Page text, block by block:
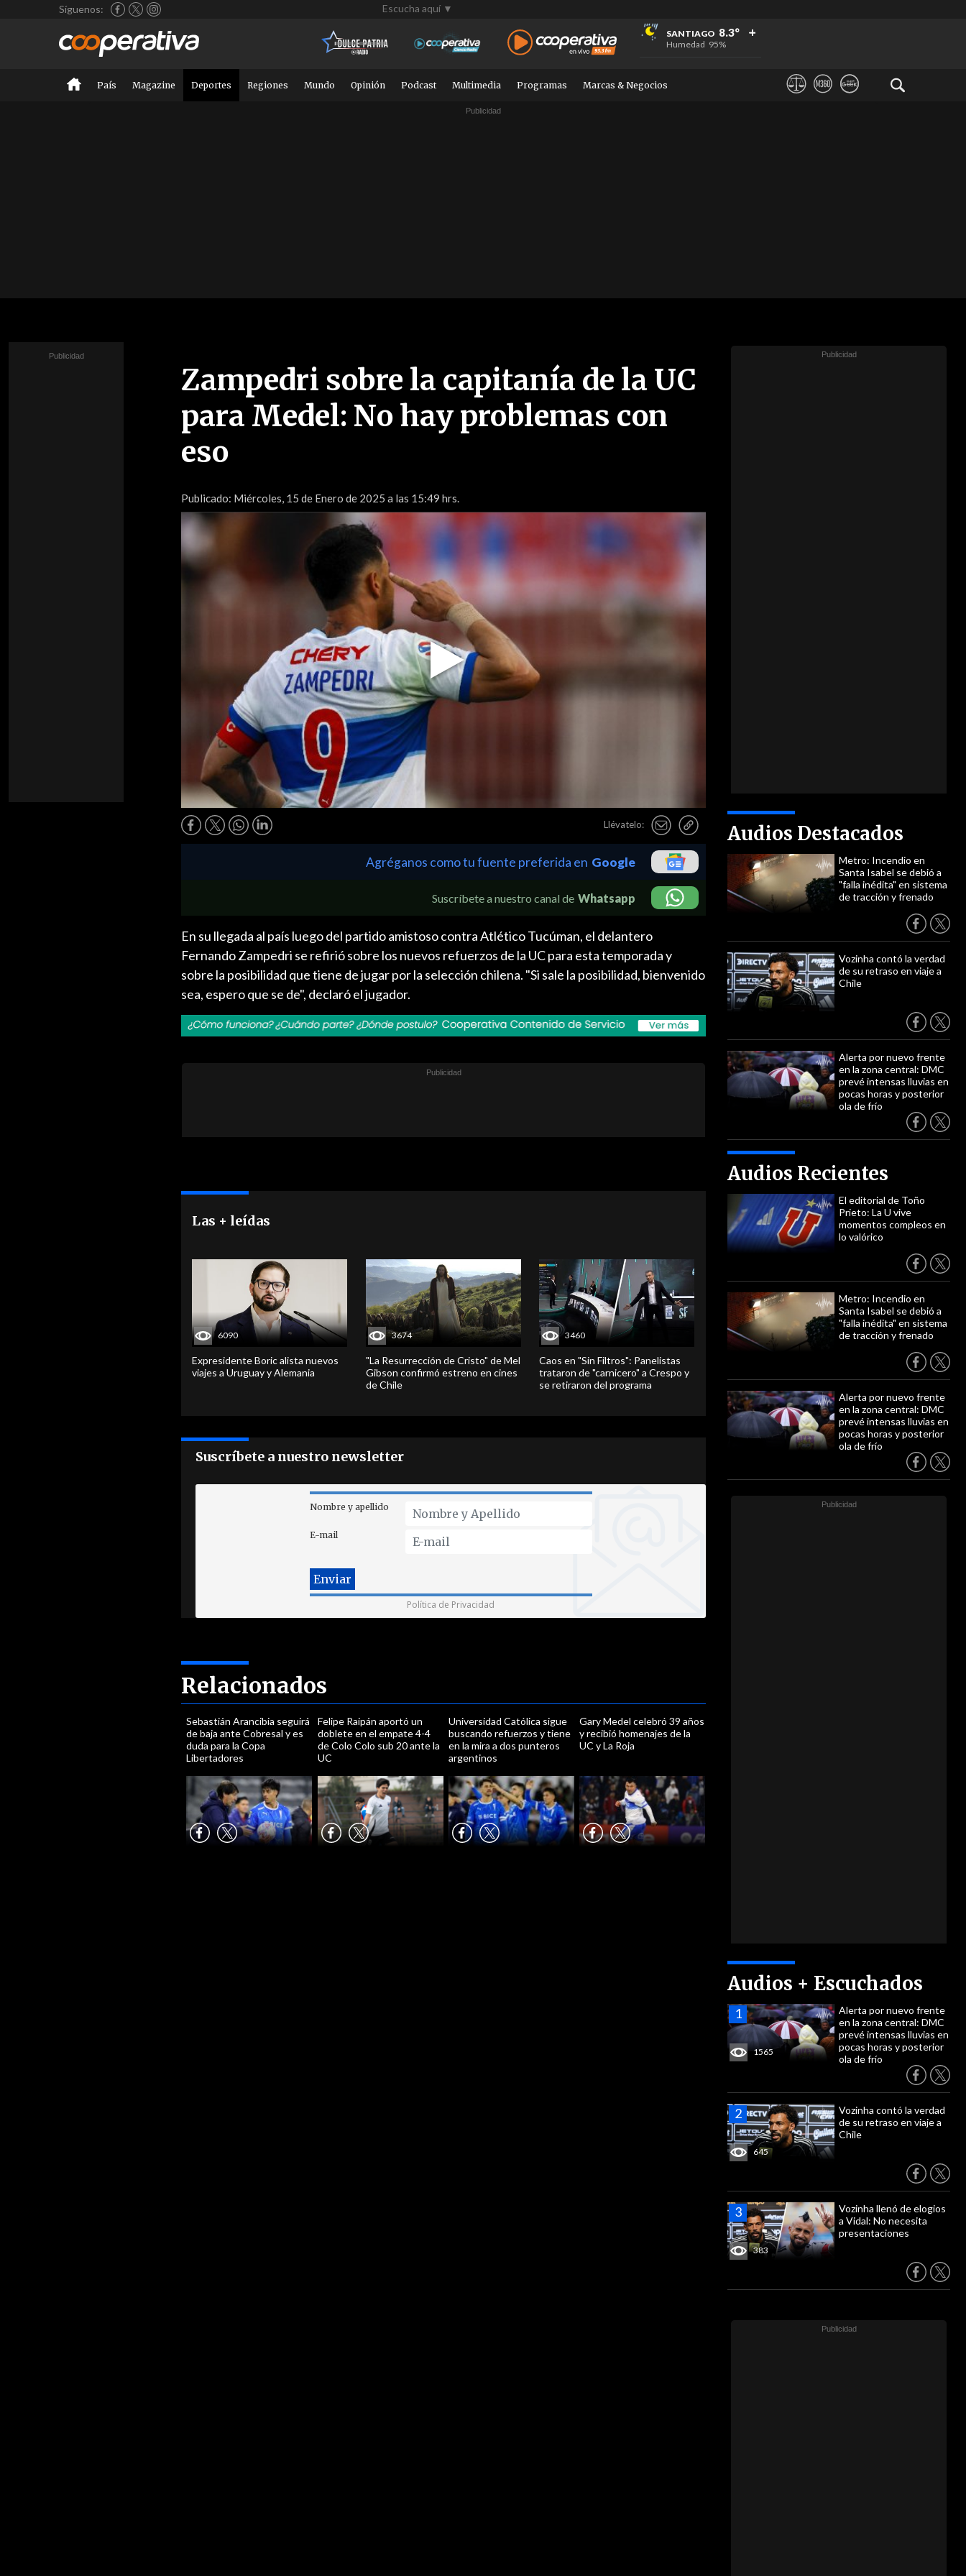
Síguenos: Escucha aquí ▼
SANTIAGO 8.3°
Humedad 95%
+
+
+
País Magazine Deportes Regiones Mundo Opinión Podcast Multimedia Programas Marcas & Negocios
Zampedri sobre la capitanía de la UC
para Medel: No hay problemas con
eso
Publicado: Miércoles, 15 de Enero de 2025 a las 15:49 hrs.
Play
Video
Llévatelo: Audios Destacados
Metro: Incendio en
Santa Isabel se debió a
"falla inédita" en sistema
de tracción y frenado
Vozinha contó la verdad
de su retraso en viaje a
Chile
Alerta por nuevo frente
en la zona central: DMC
prevé intensas lluvias en
pocas horas y posterior
ola de frío
Audios Recientes
El editorial de Toño
Prieto: La U vive
momentos compleos en
lo valórico
Metro: Incendio en
Santa Isabel se debió a
"falla inédita" en sistema
de tracción y frenado
Alerta por nuevo frente
en la zona central: DMC
prevé intensas lluvias en
pocas horas y posterior
ola de frío
Audios + Escuchados
1565
Alerta por nuevo frente
en la zona central: DMC
prevé intensas lluvias en
pocas horas y posterior
ola de frío
645
Vozinha contó la verdad
de su retraso en viaje a
Chile
383
Vozinha llenó de elogios
a Vidal: No necesita
presentaciones
Agréganos como tu fuente preferida en Google
Suscríbete a nuestro canal de Whatsapp
En su llegada al país luego del partido amistoso contra Atlético Tucúman, el delantero
Fernando Zampedri se refirió sobre los nuevos refuerzos de la UC para esta temporada y
sobre la posibilidad que tiene de jugar por la selección chilena. "Si sale la posibilidad, bienvenido
sea, espero que se de", declaró el jugador.
Las + leídas
6090
Expresidente Boric alista nuevos
viajes a Uruguay y Alemania
3674
"La Resurrección de Cristo" de Mel
Gibson confirmó estreno en cines
de Chile
3460
Caos en "Sin Filtros": Panelistas
trataron de "carnicero" a Crespo y
se retiraron del programa
Suscríbete a nuestro newsletter
Nombre y apellido
E-mail
Política de Privacidad
Relacionados
Sebastián Arancibia seguirá
de baja ante Cobresal y es
duda para la Copa
Libertadores
Felipe Raipán aportó un
doblete en el empate 4-4
de Colo Colo sub 20 ante la
UC
Universidad Católica sigue
buscando refuerzos y tiene
en la mira a dos punteros
argentinos
Gary Medel celebró 39 años
y recibió homenajes de la
UC y La Roja